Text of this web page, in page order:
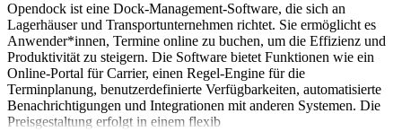
Opendock ist eine Dock-Management-Software, die sich an
Lagerhäuser und Transportunternehmen richtet. Sie ermöglicht es
Anwender*innen, Termine online zu buchen, um die Effizienz und
Produktivität zu steigern. Die Software bietet Funktionen wie ein
Online-Portal für Carrier, einen Regel-Engine für die
Terminplanung, benutzerdefinierte Verfügbarkeiten, automatisierte
Benachrichtigungen und Integrationen mit anderen Systemen. Die
Preisgestaltung erfolgt in einem flexib